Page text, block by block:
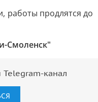
работы продлятся до
Смоленск"
канал